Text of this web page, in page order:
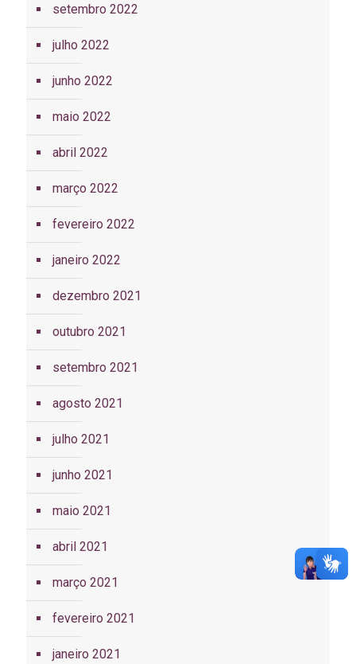
setembro 2022
julho 2022
junho 2022
maio 2022
abril 2022
março 2022
fevereiro 2022
janeiro 2022
dezembro 2021
outubro 2021
setembro 2021
agosto 2021
julho 2021
junho 2021
maio 2021
abril 2021
março 2021
fevereiro 2021
janeiro 2021